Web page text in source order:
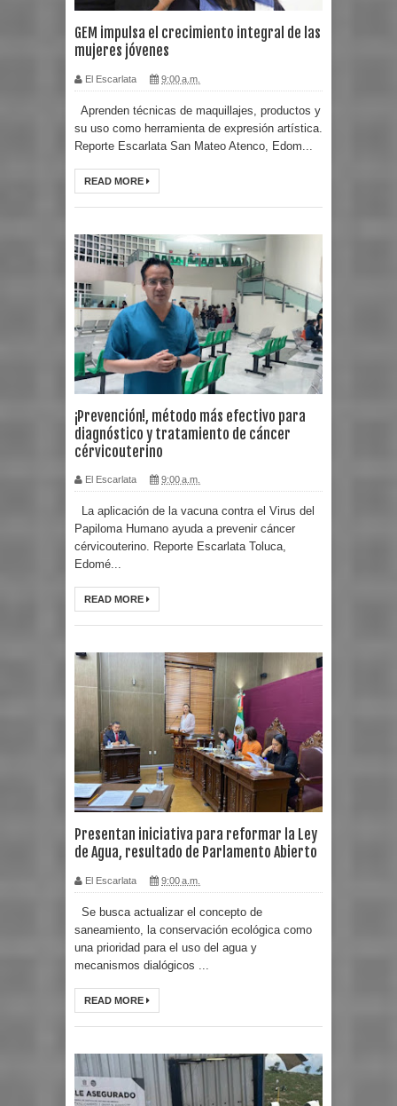
GEM impulsa el crecimiento integral de las
mujeres jóvenes
El Escarlata 9:00 a.m.
Aprenden técnicas de maquillajes, productos y
su uso como herramienta de expresión artística.
Reporte Escarlata San Mateo Atenco, Edom...
READ MORE
¡Prevención!, método más efectivo para
diagnóstico y tratamiento de cáncer
cérvicouterino
El Escarlata 9:00 a.m.
La aplicación de la vacuna contra el Virus del
Papiloma Humano ayuda a prevenir cáncer
cérvicouterino. Reporte Escarlata Toluca,
Edomé...
READ MORE
Presentan iniciativa para reformar la Ley
de Agua, resultado de Parlamento Abierto
El Escarlata 9:00 a.m.
Se busca actualizar el concepto de
saneamiento, la conservación ecológica como
una prioridad para el uso del agua y
mecanismos dialógicos ...
READ MORE